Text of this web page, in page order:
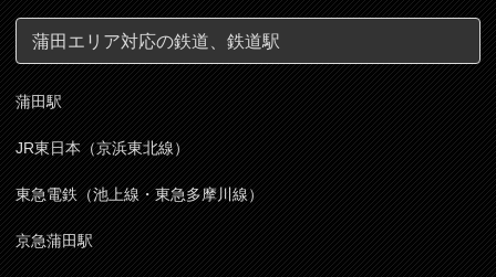
蒲田エリア対応の鉄道、鉄道駅
蒲田駅
JR東日本（京浜東北線）
東急電鉄（池上線・東急多摩川線）
京急蒲田駅